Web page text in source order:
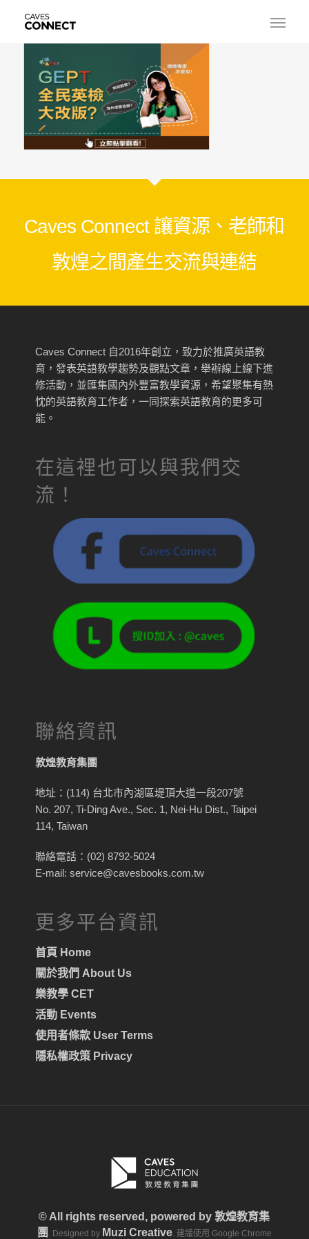
Caves Connect 讓資源、老師和
敦煌之間產生交流與連結
Caves Connect 自2016年創立，致力於推廣英語教
育，發表英語教學趨勢及觀點文章，舉辦線上線下進
修活動，並匯集國內外豐富教學資源，希望聚集有熱
忱的英語教育工作者，一同探索英語教育的更多可
能。
在這裡也可以與我們交
流！
聯絡資訊
敦煌教育集團
地址：(114) 台北市內湖區堤頂大道一段207號
No. 207, Ti-Ding Ave., Sec. 1, Nei-Hu Dist., Taipei
114, Taiwan
聯絡電話：(02) 8792-5024
E-mail: service@cavesbooks.com.tw
更多平台資訊
首頁 Home
關於我們 About Us
樂教學 CET
活動 Events
使用者條款 User Terms
隱私權政策 Privacy
© All rights reserved, powered by敦煌教育集
團 . Designed by Muzi Creative. 建議使用 Google Chrome